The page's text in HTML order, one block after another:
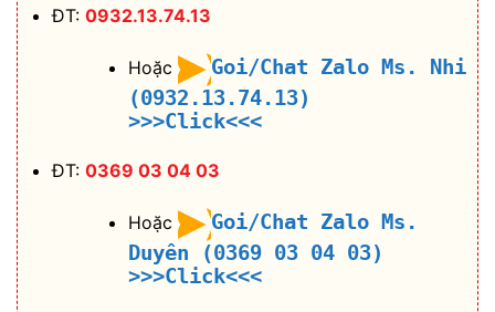
ĐT: 0932.13.74.13
Hoặc
Goi/Chat Zalo Ms. Nhi
(0932.13.74.13)
>>>Click<<<
ĐT: 0369 03 04 03
Hoặc
Goi/Chat Zalo Ms.
Duyên (0369 03 04 03)
>>>Click<<<